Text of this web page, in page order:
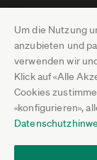
Um die Nutzung
anzubieten und
verwenden wir
Klick auf «Alle
Cookies
«konfigurieren»,
Impressum
Datenschutz
Pressebereich
Jobs